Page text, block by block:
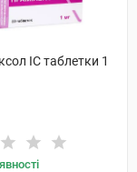
IC таблетки 1